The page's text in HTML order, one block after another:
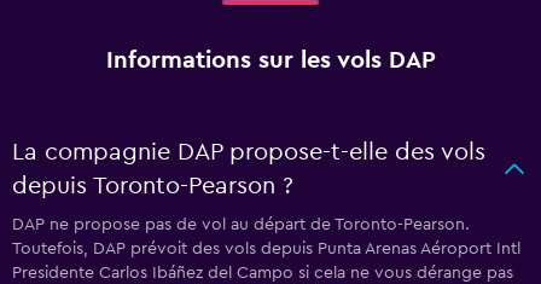
Informations sur les vols DAP
La compagnie DAP propose-t-elle des vols
depuis Toronto-Pearson ?
DAP ne propose pas de vol au départ de Toronto-Pearson.
Toutefois, DAP prévoit des vols depuis Punta Arenas Aéroport Intl
Presidente Carlos Ibáñez del Campo si cela ne vous dérange pas